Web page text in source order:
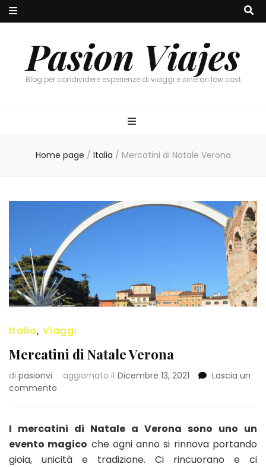
Pasion Viajes
Blog per condividere esperienze di viaggi e itinerari low cost
Home page / Italia / Mercatini di Natale Verona
Italia, Viaggi
Mercatini di Natale Verona
di pasionvi aggiornato il Dicembre 13, 2021
Lascia un
commento
Natale
Verona
I mercatini di Natale a Verona sono uno un
evento magico che ogni anno si rinnova portando
gioia, unicità e tradizione. Ci rincuorano e ci